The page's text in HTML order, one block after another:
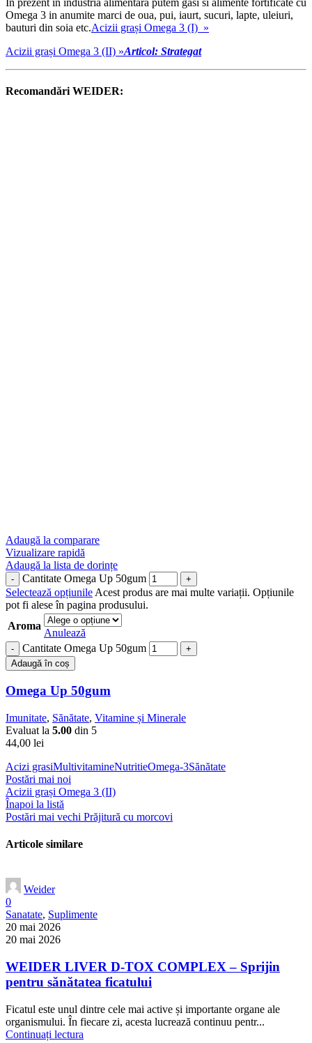
In prezent in industria alimentara putem gasi si alimente fortificate cu
Omega 3 in anumite marci de oua, pui, iaurt, sucuri, lapte, uleiuri,
bauturi din soia etc.Acizii grași Omega 3 (I) »
Acizii grași Omega 3 (II) »Articol: Strategat
Recomandări WEIDER:
Adaugă la comparare
Vizualizare rapidă
Adaugă la lista de dorințe
Cantitate Omega Up 50gum
Selectează opțiunile Acest produs are mai multe variații. Opțiunile
pot fi alese în pagina produsului.
Aroma
Anulează
Cantitate Omega Up 50gum
Adaugă în coș
Omega Up 50gum
Imunitate, Sănătate, Vitamine și Minerale
Evaluat la 5.00 din 5
44,00 lei
Acizi grasiMultivitamineNutritieOmega-3Sănătate
Postări mai noi
Acizii grași Omega 3 (II)
Înapoi la listă
Postări mai vechi Prăjitură cu morcovi
Articole similare
Weider
0
Sanatate, Suplimente
20 mai 2026
20 mai 2026
WEIDER LIVER D-TOX COMPLEX – Sprijin
pentru sănătatea ficatului
Ficatul este unul dintre cele mai active și importante organe ale
organismului. În fiecare zi, acesta lucrează continuu pentr...
Continuați lectura